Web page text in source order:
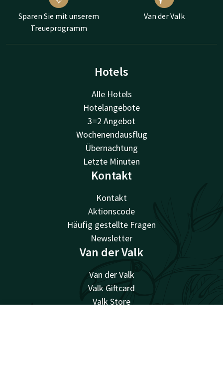
Sparen Sie mit unserem
Treueprogramm
Van der Valk
Hotels
Alle Hotels
Hotelangebote
3=2 Angebot
Wochenendausflug
Übernachtung
Letzte Minuten
Kontakt
Kontakt
Aktionscode
Häufig gestellte Fragen
Newsletter
Van der Valk
Van der Valk
Valk Giftcard
Valk Store